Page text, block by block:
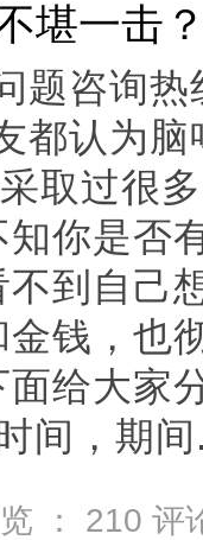
堪一击
题咨询
都认为脑
取过很
你是否
到自己
钱，也
给大家
间，期
： 210 评